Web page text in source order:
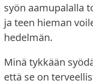
syön aamupalalla
ja teen hieman
hedelmän.
Minä tykkään
että se on